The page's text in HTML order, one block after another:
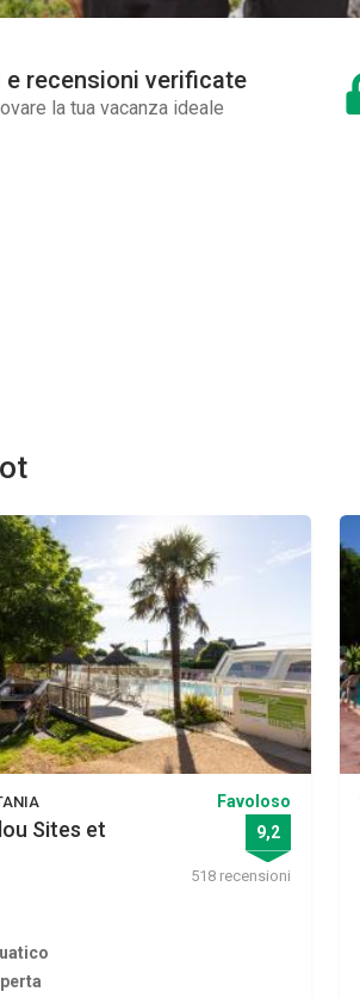
e recensioni verificate
la tua vacanza ideale
Sites et
Favoloso
9,2
518 recensioni